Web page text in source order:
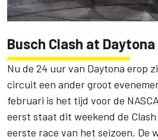
Busch Clash at Daytona
Nu de 24 uur van Daytona erop
circuit een ander groot
februari is het tijd voor de
eerst staat dit weekend de
eerste race van het seizoen. De